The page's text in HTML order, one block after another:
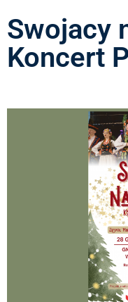
Swojacy
Koncert